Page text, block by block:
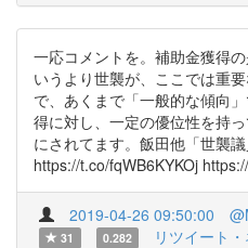
一応コメントを。補助金獲得
いうより世襲が、ここでは重
で、あくまで「一般的な傾向
得に対し、一定の優位性を持
にされてます。飯田他「世襲議
https://t.co/fqWB6KYKOj
2019-04-26 09:50:00
31
0.282 リツイート